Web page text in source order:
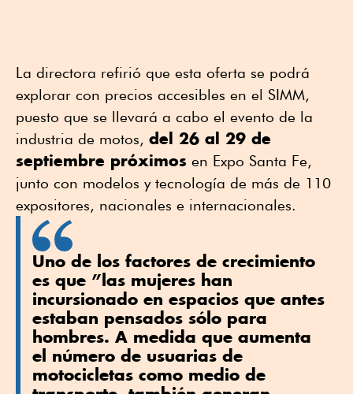
La directora refirió que esta oferta se podrá
explorar con precios accesibles en el SIMM,
puesto que se llevará a cabo el evento de la
industria de motos, del 26 al 29 de
septiembre próximos en Expo Santa Fe,
junto con modelos y tecnología de más de 110
expositores, nacionales e internacionales.
Uno de los factores de crecimiento
es que ”las mujeres han
incursionado en espacios que antes
estaban pensados sólo para
hombres. A medida que aumenta
el número de usuarias de
motocicletas como medio de